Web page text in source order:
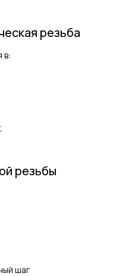
резьба
в:
резьбы
шаг